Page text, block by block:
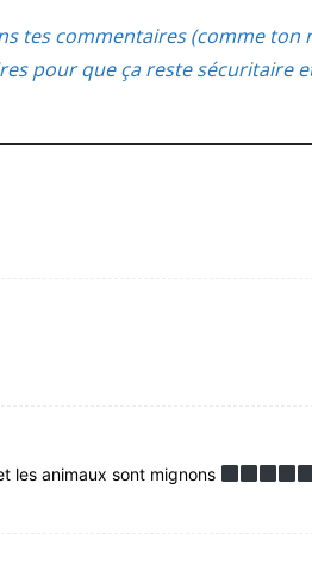
tes commentaires (comme ton
pour que ça reste sécuritaire
les animaux sont mignons